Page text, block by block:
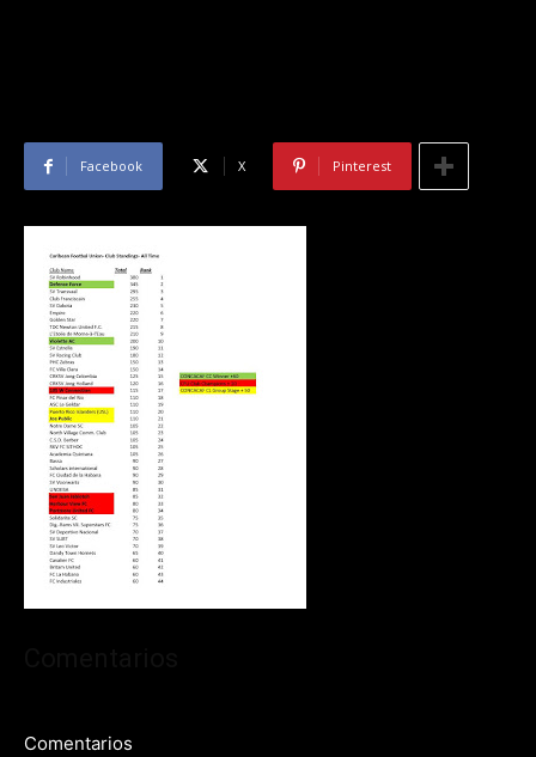
Facebook X Pinterest
Comentarios